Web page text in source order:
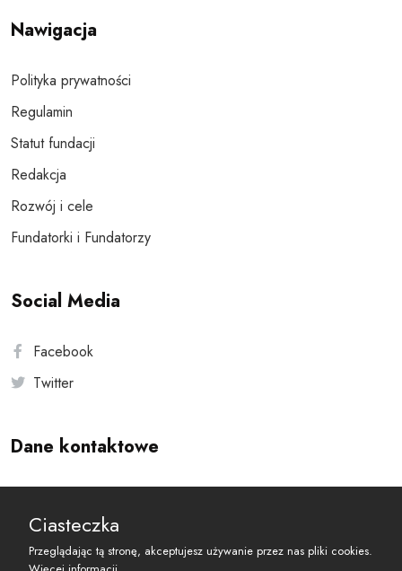
Nawigacja
Polityka prywatności
Regulamin
Statut fundacji
Redakcja
Rozwój i cele
Fundatorki i Fundatorzy
Social Media
Facebook
Twitter
Dane kontaktowe
reset@resetobywatelski.pl
Ciasteczka
Przeglądając tą stronę, akceptujesz używanie przez nas pliki cookies.